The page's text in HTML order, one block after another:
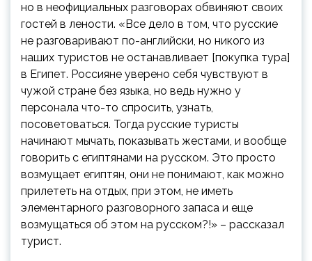
но в неофициальных разговорах обвиняют своих
гостей в лености. «Все дело в том, что русские
не разговаривают по-английски, но никого из
наших туристов не останавливает [покупка тура]
в Египет. Россияне уверено себя чувствуют в
чужой стране без языка, но ведь нужно у
персонала что-то спросить, узнать,
посоветоваться. Тогда русские туристы
начинают мычать, показывать жестами, и вообще
говорить с египтянами на русском. Это просто
возмущает египтян, они не понимают, как можно
прилететь на отдых, при этом, не иметь
элементарного разговорного запаса и еще
возмущаться об этом на русском?!» – рассказал
турист.